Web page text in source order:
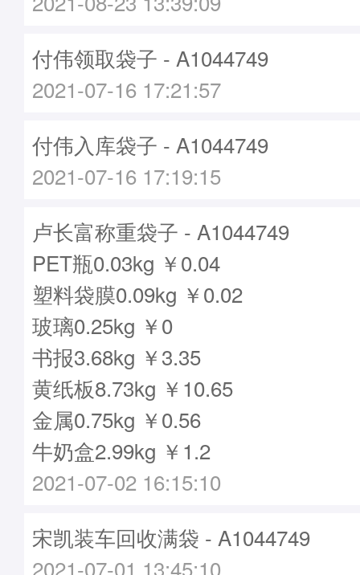
付伟领取袋子 - A1044749
2021-07-16 17:21:57
付伟入库袋子 - A1044749
2021-07-16 17:19:15
卢长富称重袋子 - A1044749
PET瓶0.03kg ￥0.04
塑料袋膜0.09kg ￥0.02
玻璃0.25kg ￥0
书报3.68kg ￥3.35
黄纸板8.73kg ￥10.65
金属0.75kg ￥0.56
牛奶盒2.99kg ￥1.2
2021-07-02 16:15:10
宋凯装车回收满袋 - A1044749
2021-07-01 13:45:10